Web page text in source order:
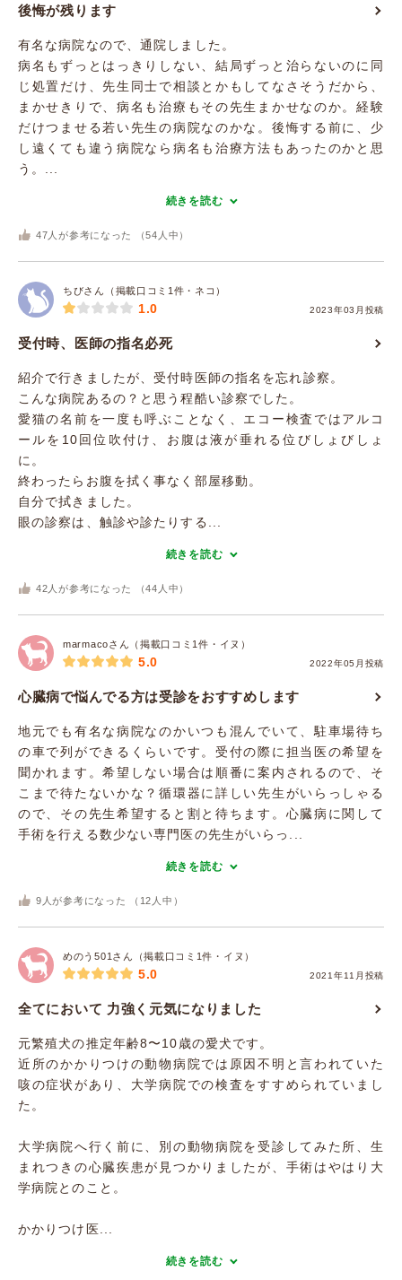
後悔が残ります
有名な病院なので、通院しました。
病名もずっとはっきりしない、結局ずっと治らないのに同
じ処置だけ、先生同士で相談とかもしてなさそうだから、
まかせきりで、病名も治療もその先生まかせなのか。経験
だけつませる若い先生の病院なのかな。後悔する前に、少
し遠くても違う病院なら病名も治療方法もあったのかと思
う。...
続きを読む
47 人が参考になった （54 人中）
ちびさん（掲載口コミ1件・ネコ）
2023年03月投稿
1.0
受付時、医師の指名必死
紹介で行きましたが、受付時医師の指名を忘れ診察。
こんな病院あるの？と思う程酷い診察でした。
愛猫の名前を一度も呼ぶことなく、エコー検査ではアルコ
ールを10回位吹付け、お腹は液が垂れる位びしょびしょ
に。
終わったらお腹を拭く事なく部屋移動。
自分で拭きました。
眼の診察は、触診や診たりする...
続きを読む
42 人が参考になった （44 人中）
marmacoさん（掲載口コミ1件・イヌ）
2022年05月投稿
5.0
心臓病で悩んでる方は受診をおすすめします
地元でも有名な病院なのかいつも混んでいて、駐車場待ち
の車で列ができるくらいです。受付の際に担当医の希望を
聞かれます。希望しない場合は順番に案内されるので、そ
こまで待たないかな？循環器に詳しい先生がいらっしゃる
ので、その先生希望すると割と待ちます。心臓病に関して
手術を行える数少ない専門医の先生がいらっ...
続きを読む
9 人が参考になった （ 12 人中）
めのう501さん（掲載口コミ1件・イヌ）
2021年11月投稿
5.0
全てにおいて 力強く元気になりました
元繁殖犬の推定年齢8〜10歳の愛犬です。
近所のかかりつけの動物病院では原因不明と言われていた
咳の症状があり、大学病院での検査をすすめられていまし
た。
大学病院へ行く前に、別の動物病院を受診してみた所、生
まれつきの心臓疾患が見つかりましたが、手術はやはり大
学病院とのこと。
かかりつけ医...
続きを読む